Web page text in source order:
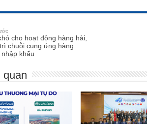
cho hoạt động hàng hải,
chuỗi cung ứng hàng
khẩu
quan